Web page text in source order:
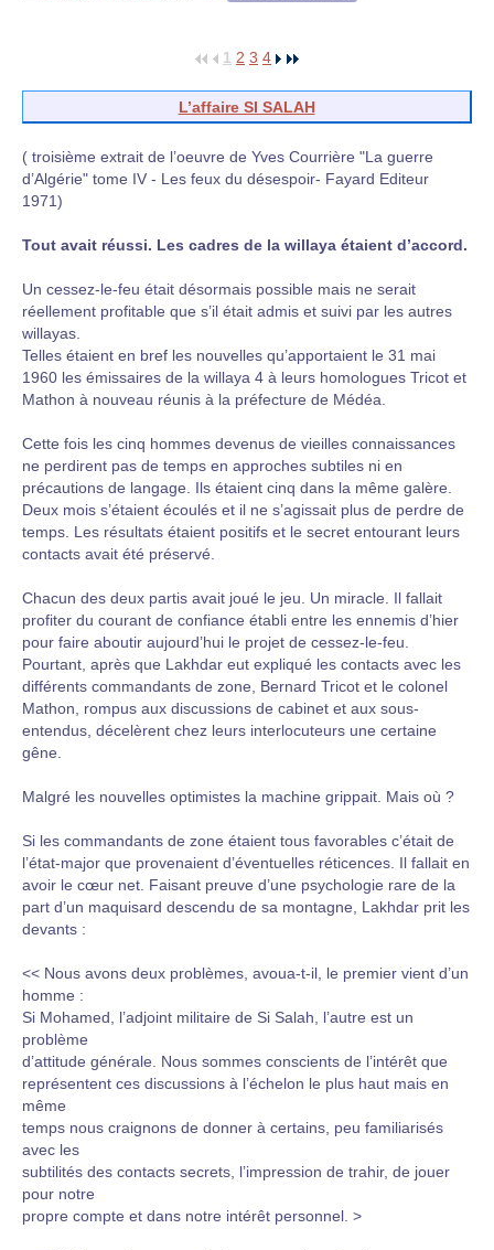
1 2 3 4
L’affaire SI SALAH
( troisième extrait de l’oeuvre de Yves Courrière "La guerre
d’Algérie" tome IV - Les feux du désespoir- Fayard Editeur
1971)
Tout avait réussi. Les cadres de la willaya étaient d’accord.
Un cessez-le-feu était désormais possible mais ne serait
réellement profitable que s’il était admis et suivi par les autres
willayas.
Telles étaient en bref les nouvelles qu’apportaient le 31 mai
1960 les émissaires de la willaya 4 à leurs homologues Tricot et
Mathon à nouveau réunis à la préfecture de Médéa.
Cette fois les cinq hommes devenus de vieilles connaissances
ne perdirent pas de temps en approches subtiles ni en
précautions de langage. Ils étaient cinq dans la même galère.
Deux mois s’étaient écoulés et il ne s’agissait plus de perdre de
temps. Les résultats étaient positifs et le secret entourant leurs
contacts avait été préservé.
Chacun des deux partis avait joué le jeu. Un miracle. Il fallait
profiter du courant de confiance établi entre les ennemis d’hier
pour faire aboutir aujourd’hui le projet de cessez-le-feu.
Pourtant, après que Lakhdar eut expliqué les contacts avec les
différents commandants de zone, Bernard Tricot et le colonel
Mathon, rompus aux discussions de cabinet et aux sous-
entendus, décelèrent chez leurs interlocuteurs une certaine
gêne.
Malgré les nouvelles optimistes la machine grippait. Mais où ?
Si les commandants de zone étaient tous favorables c’était de
l’état-major que provenaient d’éventuelles réticences. Il fallait en
avoir le cœur net. Faisant preuve d’une psychologie rare de la
part d’un maquisard descendu de sa montagne, Lakhdar prit les
devants :
<< Nous avons deux problèmes, avoua-t-il, le premier vient d’un
homme :
Si Mohamed, l’adjoint militaire de Si Salah, l’autre est un
problème
d’attitude générale. Nous sommes conscients de l’intérêt que
représentent ces discussions à l’échelon le plus haut mais en
même
temps nous craignons de donner à certains, peu familiarisés
avec les
subtilités des contacts secrets, l’impression de trahir, de jouer
pour notre
propre compte et dans notre intérêt personnel. >